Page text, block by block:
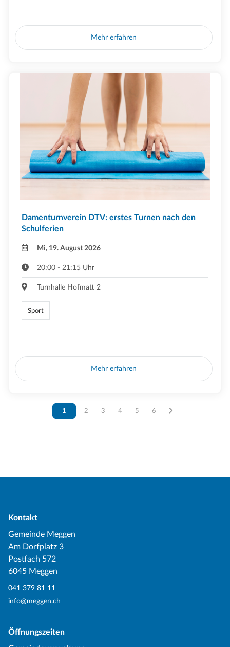
Mehr erfahren
Damenturnverein DTV: erstes Turnen nach den
Schulferien
Mi, 19. August 2026
20:00 - 21:15 Uhr
Turnhalle Hofmatt 2
Sport
Mehr erfahren
Vous êtes sur la page
1 Vous êtes sur la page
2 Vous êtes sur la page
3 Vous êtes sur la page
4 Vous êtes sur la page
5 Vous êtes sur la page
6
Kontakt
Gemeinde Meggen
Am Dorfplatz 3
Postfach 572
6045 Meggen
041 379 81 11
info@meggen.ch
Öffnungszeiten